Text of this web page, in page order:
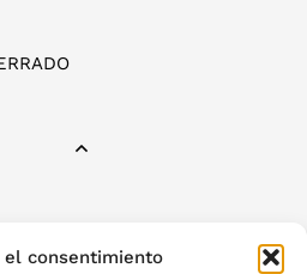
el consentimiento